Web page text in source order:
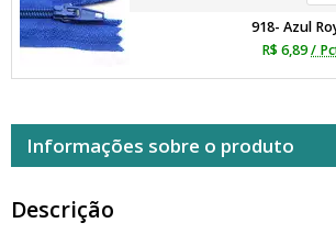
918- Azul
R$ 6,89/
Informações sobre o produto
Descrição